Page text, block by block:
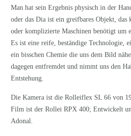
Man hat sein Ergebnis physisch in der
oder das Dia ist ein greifbares Objekt, das
oder komplizierte Maschinen benötigt um
Es ist eine reife, beständige Technologie,
ein bisschen Chemie die uns dem Bild
dagegen entfremdet und nimmt uns den
Entstehung.
Die Kamera ist die Rolleiflex SL 66 von
Film ist der Rollei RPX 400; Entwickelt
Adonal.